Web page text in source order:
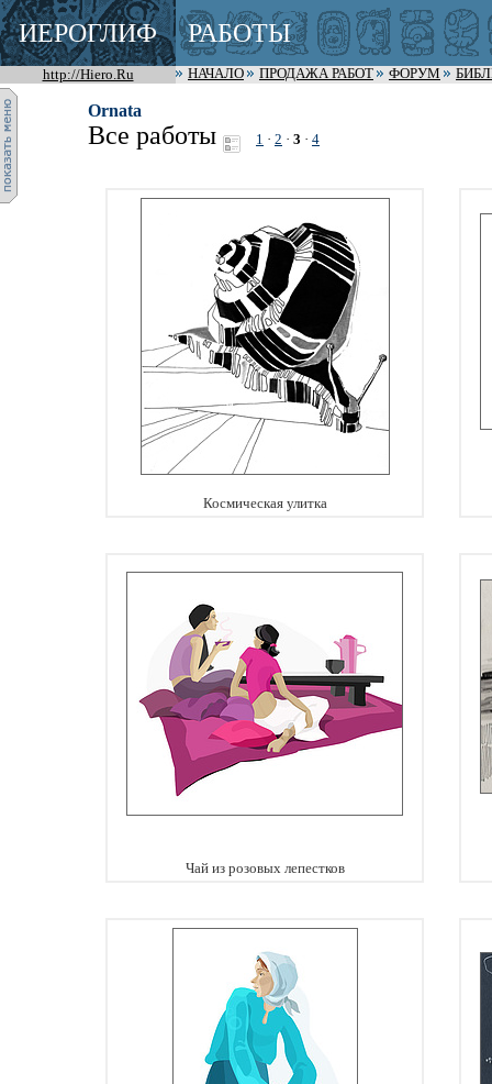
ИЕРОГЛИФ РАБОТЫ
http://Hiero.Ru НАЧАЛО ПРОДАЖА РАБОТ ФОРУМ
Ornata
Все работы 1 · 2 · 3 · 4
Космическая улитка
Чай из розовых лепестков